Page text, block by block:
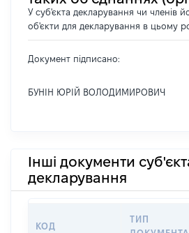
У суб'єкта декларування чи членів
об'єкти для декларування в цьому
Документ підписано:
БУНІН ЮРІЙ ВОЛОДИМИРОВИЧ
Інші документи
декларування
КОД
ТИП